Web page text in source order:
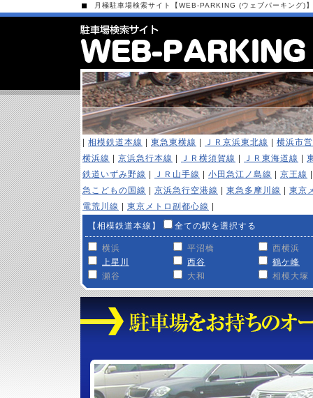
月極駐車場検索サイト【WEB-PARKING (ウェブパーキング
相模鉄道本線 東急東横線 ＪＲ京浜東北線
横浜市
横浜線
京浜急行本線 ＪＲ横須賀線 ＪＲ東海道線
鉄道いずみ野線
ＪＲ山手線 小田急江ノ島線 京王線
急こどもの国線
京浜急行空港線 東急多摩川線
東京
電荒川線
東京メトロ副都心線
【相模鉄道本線】
全ての駅を選択する
横浜 平沼橋
西横浜
上星川
西谷
鶴ケ峰
瀬谷
大和 相模大塚